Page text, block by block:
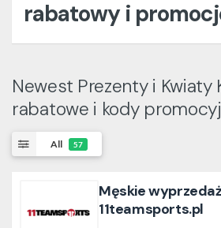
rabatowy i
Newest Prezenty i Kwiaty
rabatowe i kody
All 57
Męskie wyprzedaż
11teamsports.pl